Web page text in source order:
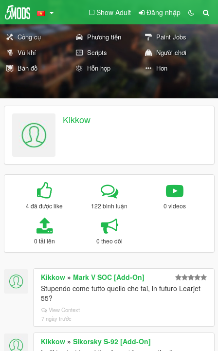
Show Adult Đăng nhập
Công cụ Phương tiện
Paint Jobs
Vũ khí
Scripts
Người chơi
Bản đồ
Hỗn hợp Hơn
Kikkow
4 đã được like 122 bình luận 0 videos
0 tải lên 0 theo dõi
Kikkow » Mark V SOC [Add-On]
Stupendo come tutto quello che fai, in futuro Learjet
55?
View Context
7 ngày trước
Kikkow » Sikorsky S-92 [Add-On]